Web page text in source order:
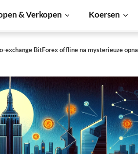
& Verkopen Koersen
exchange BitForex offline na mysterieuze